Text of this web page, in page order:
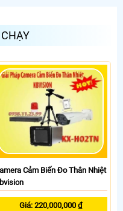
Cảm Biến Đo Thân Nhiệt
Giá: 220,000,000 ₫